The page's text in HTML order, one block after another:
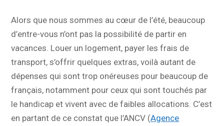
Alors que nous sommes au cœur de l’été, beaucoup
d’entre-vous n’ont pas la possibilité de partir en
vacances. Louer un logement, payer les frais de
transport, s’offrir quelques extras, voilà autant de
dépenses qui sont trop onéreuses pour beaucoup de
français, notamment pour ceux qui sont touchés par
le handicap et vivent avec de faibles allocations. C’est
en partant de ce constat que l’ANCV (Agence